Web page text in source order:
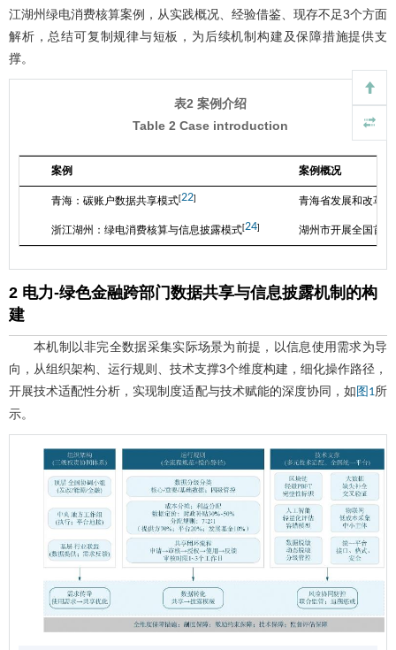
江湖州绿电消费核算案例，从实践概况、经验借鉴、现存不足3个方面
解析，总结可复制规律与短板，为后续机制构建及保障措施提供支
撑。
表2 案例介绍
Table 2 Case introduction
案例 案例概况
青海：碳账户数据共享模式[22] 青海省发展和改革
浙江湖州：绿电消费核算与信息披露模式[24] 湖州市开展全国首
2 电力-绿色金融跨部门数据共享与信息披露机制的构
建
本机制以非完全数据采集实际场景为前提，以信息使用需求为导
向，从组织架构、运行规则、技术支撑3个维度构建，细化操作路径，
开展技术适配性分析，实现制度适配与技术赋能的深度协同，如 图1所
示。